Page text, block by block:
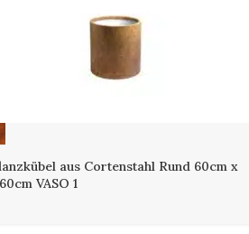
aus Cortenstahl Rund 60cm x
VASO 1